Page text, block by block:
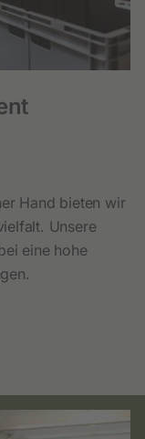
Hand bieten wir
Unsere
eine hohe